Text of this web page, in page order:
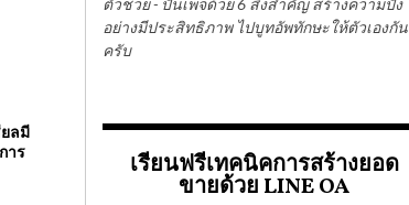
ลมี
าร
ตัวช่วย - ปั้นเพจด้วย 6 สิ่งสำคัญ สร้างความปัง
อย่างมีประสิทธิภาพ ไปบูทอัพทักษะให้ตัวเองกัน
ครับ
เรียนฟรีเทคนิคการสร้างยอด
ขายด้วย LINE OA